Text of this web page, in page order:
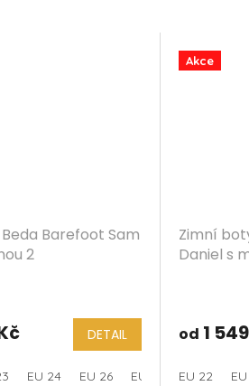
Barefoot Sam
2
DETAIL
EU 24 EU 26 EU 27 EU 29
Akce
Zimní
Daniel s
od 1
EU 22